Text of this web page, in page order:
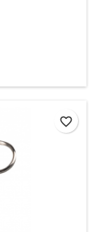
favorite_border